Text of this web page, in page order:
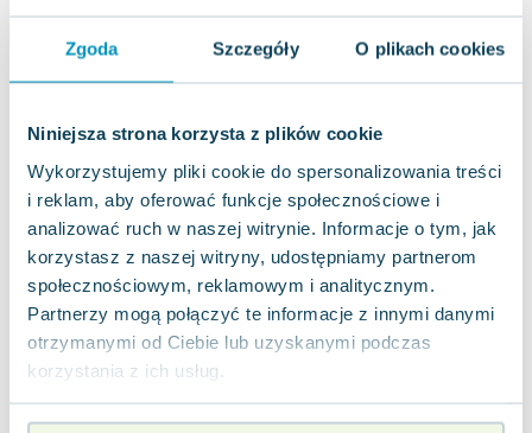
Zgoda Szczegóły O plikach cookies
Niniejsza strona korzysta z plików cookie
Wykorzystujemy pliki cookie do spersonalizowania treści
i reklam, aby oferować funkcje społecznościowe i
analizować ruch w naszej witrynie. Informacje o tym, jak
korzystasz z naszej witryny, udostępniamy partnerom
społecznościowym, reklamowym i analitycznym.
Partnerzy mogą połączyć te informacje z innymi danymi
otrzymanymi od Ciebie lub uzyskanymi podczas
korzystania z ich usług.
W każdym miesiącu wybieramy najlepsze opinie i
Wartość nagród w tym miesiącu
880 zł
Dodana przezDariusz
S.w dniu14.01.2026
Opinia
użytkownika
sklepu
„Dom stu szeptów” to powrót Grahama